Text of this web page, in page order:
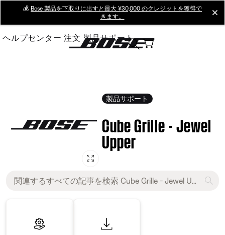
Main
💰 Bose 製品を下取りに出すと最大 ¥30,000 のクレジットを獲得で
きます。
ヘルプセンター 注文 製品サポート
製品サポート
Cube Grille - Jewel
Upper